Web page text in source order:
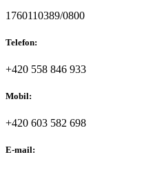
1760110389/0800
Telefon:
+420 558 846 933
Mobil:
+420 603 582 698
E-mail: